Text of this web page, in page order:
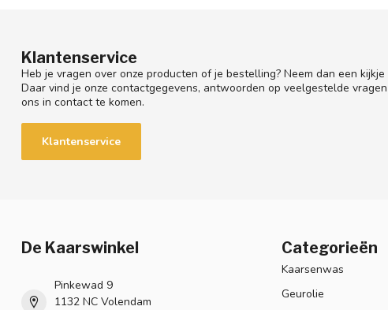
Klantenservice
Heb je vragen over onze producten of je bestelling? Neem dan een
Daar vind je onze contactgegevens, antwoorden op veelgestelde
ons in contact te komen.
Klantenservice
De Kaarswinkel
Pinkewad 9
1132 NC Volendam
Categorieën
Kaarsenwas
Geurolie